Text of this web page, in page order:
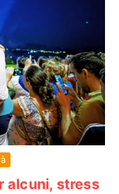
alcuni, stress